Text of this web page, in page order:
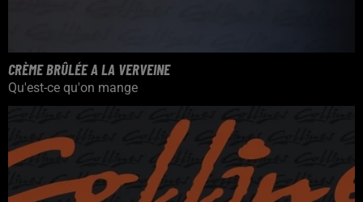
CRÈME BRÛLÉE A LA VERVEINE
Qu'est-ce qu'on mange